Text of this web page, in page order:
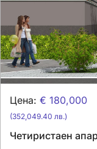
Цена: € 180,000
(352,049.40 лв.)
Четиристаен